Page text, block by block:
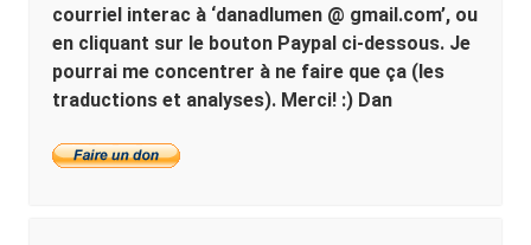
courriel interac à ‘danadlumen @ gmail.com’, ou
en cliquant sur le bouton Paypal ci-dessous. Je
pourrai me concentrer à ne faire que ça (les
traductions et analyses). Merci! :) Dan